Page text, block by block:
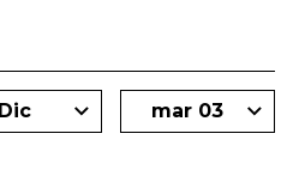
Dic mar 03